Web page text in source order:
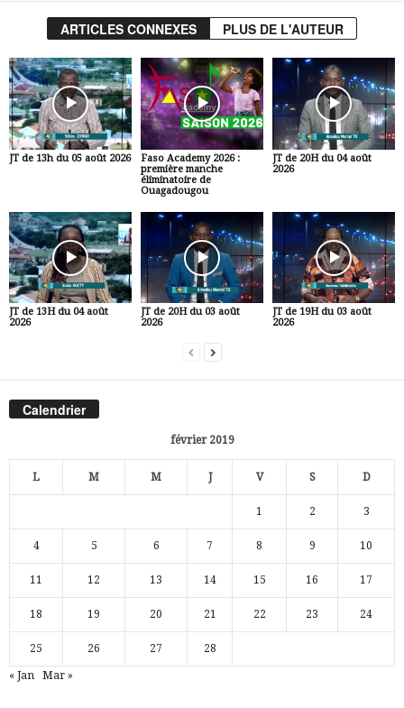
ARTICLES CONNEXES PLUS DE L'AUTEUR
JT de 13h du 05 août 2026
Faso Academy 2026 :
première manche
éliminatoire de
Ouagadougou
JT de 20H du 04 août
2026
JT de 13H du 04 août
2026
JT de 20H du 03 août
2026
JT de 19H du 03 août
2026
Calendrier
février 2019
L M M J V S D
1 2 3
4 5 6 7 8 9 10
11 12 13 14 15 16 17
18 19 20 21 22 23 24
25 26 27 28
« Jan Mar »